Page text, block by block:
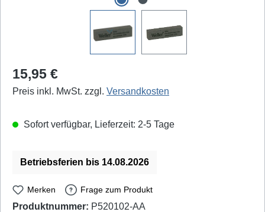
Regulärer Preis:
15,95 €
Preis inkl. MwSt. zzgl. Versandkosten
Sofort verfügbar, Lieferzeit: 2-5 Tage
Betriebsferien bis 14.08.2026
Merken Frage zum Produkt
Produktnummer: P520102-AA